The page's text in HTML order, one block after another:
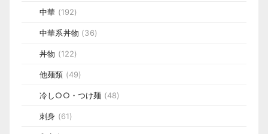
中華 (192)
中華系丼物 (36)
丼物 (122)
他麺類 (49)
冷し○○・つけ麺 (48)
刺身 (61)